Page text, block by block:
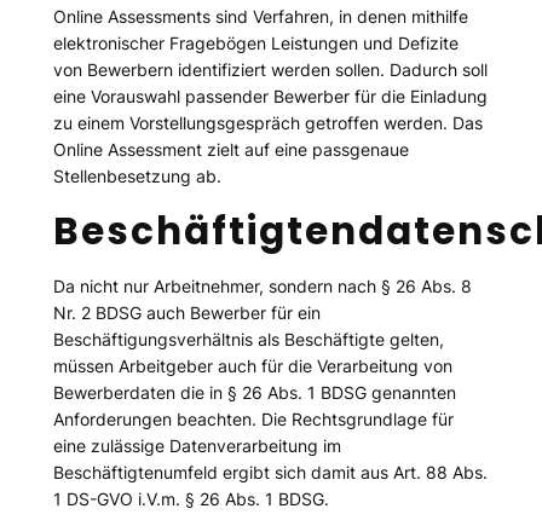
Online Assessments sind Verfahren, in denen mithilfe
elektronischer Fragebögen Leistungen und Defizite
von Bewerbern identifiziert werden sollen. Dadurch soll
eine Vorauswahl passender Bewerber für die Einladung
zu einem Vorstellungsgespräch getroffen werden. Das
Online Assessment zielt auf eine passgenaue
Stellenbesetzung ab.
Da nicht nur Arbeitnehmer, sondern nach § 26 Abs. 8
Nr. 2 BDSG auch Bewerber für ein
Beschäftigungsverhältnis als Beschäftigte gelten,
müssen Arbeitgeber auch für die Verarbeitung von
Bewerberdaten die in § 26 Abs. 1 BDSG genannten
Anforderungen beachten. Die Rechtsgrundlage für
eine zulässige Datenverarbeitung im
Beschäftigtenumfeld ergibt sich damit aus Art. 88 Abs.
1 DS-GVO i.V.m. § 26 Abs. 1 BDSG.